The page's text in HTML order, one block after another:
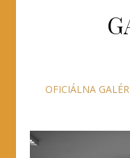
OFICIÁLNA